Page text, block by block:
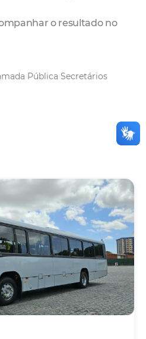
o resultado no
Pública Secretários